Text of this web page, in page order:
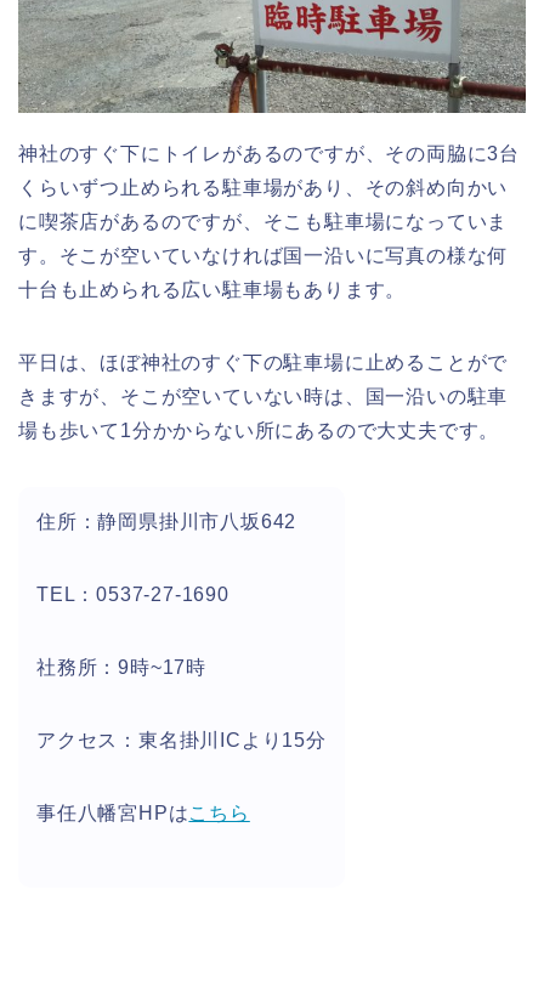
神社のすぐ下にトイレがあるのですが、その両脇に3台
くらいずつ止められる駐車場があり、その斜め向かい
に喫茶店があるのですが、そこも駐車場になっていま
す。そこが空いていなければ国一沿いに写真の様な何
十台も止められる広い駐車場もあります。
平日は、ほぼ神社のすぐ下の駐車場に止めることがで
きますが、そこが空いていない時は、国一沿いの駐車
場も歩いて1分かからない所にあるので大丈夫です。
住所：静岡県掛川市八坂642
TEL：0537-27-1690
社務所：9時~17時
アクセス：東名掛川ICより15分
事任八幡宮HPはこちら